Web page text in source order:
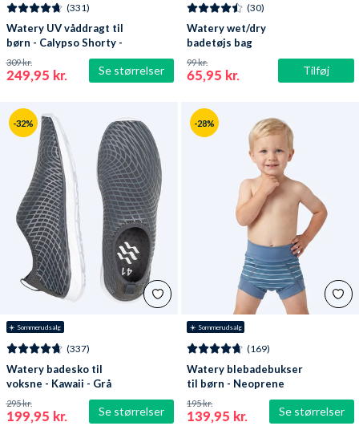
Se størrelser
(331)
Watery UV våddragt til
børn - Calypso Shorty -
Lilla
249,95 kr.
309 kr.
Tilføj
(30)
Watery wet/dry
badetøjs bag
65,95 kr.
99 kr.
-32%
☀️ Sommerudsalg
Se størrelser
(337)
Watery badesko til
voksne - Kawaii - Grå
199,95 kr.
295 kr.
-28%
☀️ Sommerudsalg
Se størrelser
(169)
Watery blebadebukser
til børn - Neoprene
Swim Nappy - Nordic
Blue Stripes
139,95 kr.
195 kr.